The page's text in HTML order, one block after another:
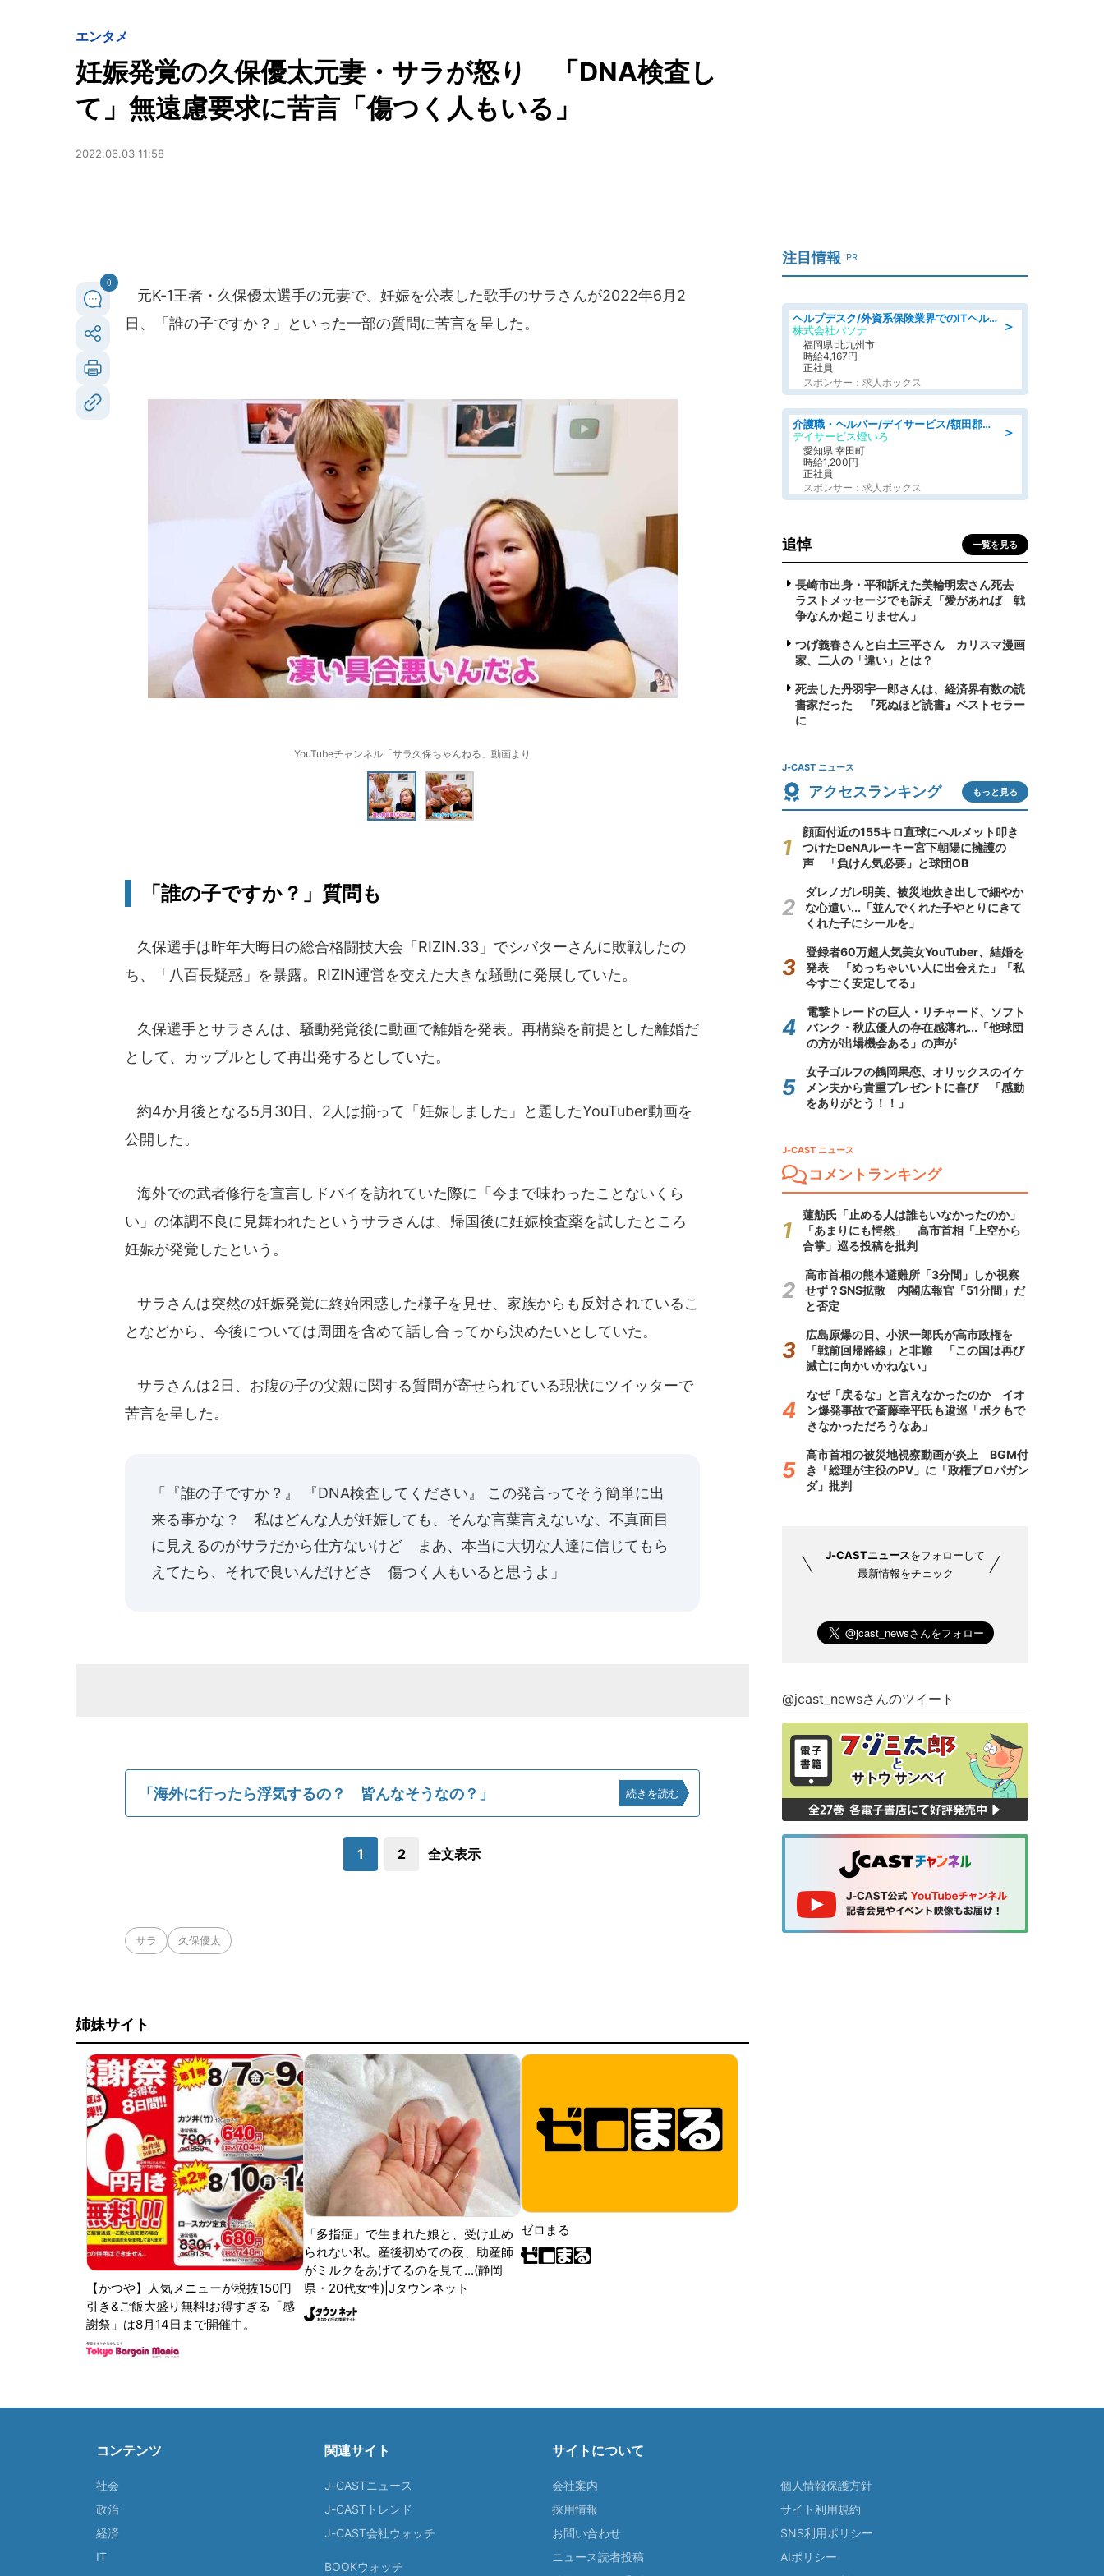
エンタメ
妊娠発覚の久保優太元妻・サラが怒り 「DNA検査し
て」無遠慮要求に苦言「傷つく人もいる」
2022.06.03 11:58
0
元K-1王者・久保優太選手の元妻で、妊娠を公表した歌手のサラさんが2022年6月2
日、「誰の子ですか？」といった一部の質問に苦言を呈した。
YouTubeチャンネル「サラ久保ちゃんねる」動画より
「誰の子ですか？」質問も
久保選手は昨年大晦日の総合格闘技大会「RIZIN.33」でシバターさんに敗戦したの
ち、「八百長疑惑」を暴露。RIZIN運営を交えた大きな騒動に発展していた。
久保選手とサラさんは、騒動発覚後に動画で離婚を発表。再構築を前提とした離婚だ
として、カップルとして再出発するとしていた。
約4か月後となる5月30日、2人は揃って「妊娠しました」と題したYouTuber動画を
公開した。
海外での武者修行を宣言しドバイを訪れていた際に「今まで味わったことないくら
い」の体調不良に見舞われたというサラさんは、帰国後に妊娠検査薬を試したところ
妊娠が発覚したという。
サラさんは突然の妊娠発覚に終始困惑した様子を見せ、家族からも反対されているこ
となどから、今後については周囲を含めて話し合ってから決めたいとしていた。
サラさんは2日、お腹の子の父親に関する質問が寄せられている現状にツイッターで
苦言を呈した。
「『誰の子ですか？』 『DNA検査してください』 この発言ってそう簡単に出
来る事かな？ 私はどんな人が妊娠しても、そんな言葉言えないな、不真面目
に見えるのがサラだから仕方ないけど まあ、本当に大切な人達に信じてもら
えてたら、それで良いんだけどさ 傷つく人もいると思うよ」
「海外に行ったら浮気するの？ 皆んなそうなの？」 続きを読む
1 2 全文表示
サラ 久保優太
姉妹サイト
【かつや】人気メニューが税抜150円
引き&ご飯大盛り無料!お得すぎる「感
謝祭」は8月14日まで開催中。
「多指症」で生まれた娘と、受け止め
られない私。産後初めての夜、助産師
がミルクをあげてるのを見て...(静岡
県・20代女性)|Jタウンネット
ゼロまる
注目情報 PR
＞
ヘルプデスク/外資系保険業界でのITヘルプデスク業務/駅近/即日勤務可/ヘルプデスク
株式会社パソナ
福岡県 北九州市
時給4,167円
正社員
スポンサー：求人ボックス
＞
介護職・ヘルパー/デイサービス/額田郡幸田町/JR東海道本線 幸田/愛知県
デイサービス燈いろ
愛知県 幸田町
時給1,200円
正社員
スポンサー：求人ボックス
追悼 一覧を見る
長崎市出身・平和訴えた美輪明宏さん死去
ラストメッセージでも訴え「愛があれば 戦
争なんか起こりません」
つげ義春さんと白土三平さん カリスマ漫画
家、二人の「違い」とは？
死去した丹羽宇一郎さんは、経済界有数の読
書家だった 『死ぬほど読書』ベストセラー
に
J-CAST ニュース
アクセスランキング もっと見る
顔面付近の155キロ直球にヘルメット叩き
つけたDeNAルーキー宮下朝陽に擁護の
声 「負けん気必要」と球団OB
ダレノガレ明美、被災地炊き出しで細やか
な心遣い...「並んでくれた子やとりにきて
くれた子にシールを」
登録者60万超人気美女YouTuber、結婚を
発表 「めっちゃいい人に出会えた」「私
今すごく安定してる」
電撃トレードの巨人・リチャード、ソフト
バンク・秋広優人の存在感薄れ...「他球団
の方が出場機会ある」の声が
女子ゴルフの鶴岡果恋、オリックスのイケ
メン夫から貴重プレゼントに喜び 「感動
をありがとう！！」
J-CAST ニュース
コメントランキング
蓮舫氏「止める人は誰もいなかったのか」
「あまりにも愕然」 高市首相「上空から
合掌」巡る投稿を批判
高市首相の熊本避難所「3分間」しか視察
せず？SNS拡散 内閣広報官「51分間」だ
と否定
広島原爆の日、小沢一郎氏が高市政権を
「戦前回帰路線」と非難 「この国は再び
滅亡に向かいかねない」
なぜ「戻るな」と言えなかったのか イオ
ン爆発事故で斎藤幸平氏も逡巡「ボクもで
きなかっただろうなあ」
高市首相の被災地視察動画が炎上 BGM付
き「総理が主役のPV」に「政権プロパガン
ダ」批判
J-CASTニュースをフォローして
最新情報をチェック
@jcast_newsさんのツイート
コンテンツ
社会
政治
経済
IT
関連サイト
J-CASTニュース
J-CASTトレンド
J-CAST会社ウォッチ
BOOKウォッチ
サイトについて
会社案内
採用情報
お問い合わせ
ニュース読者投稿
個人情報保護方針
サイト利用規約
SNS利用ポリシー
AIポリシー